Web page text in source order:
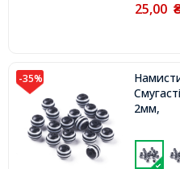
25,00
-35%
2мм,